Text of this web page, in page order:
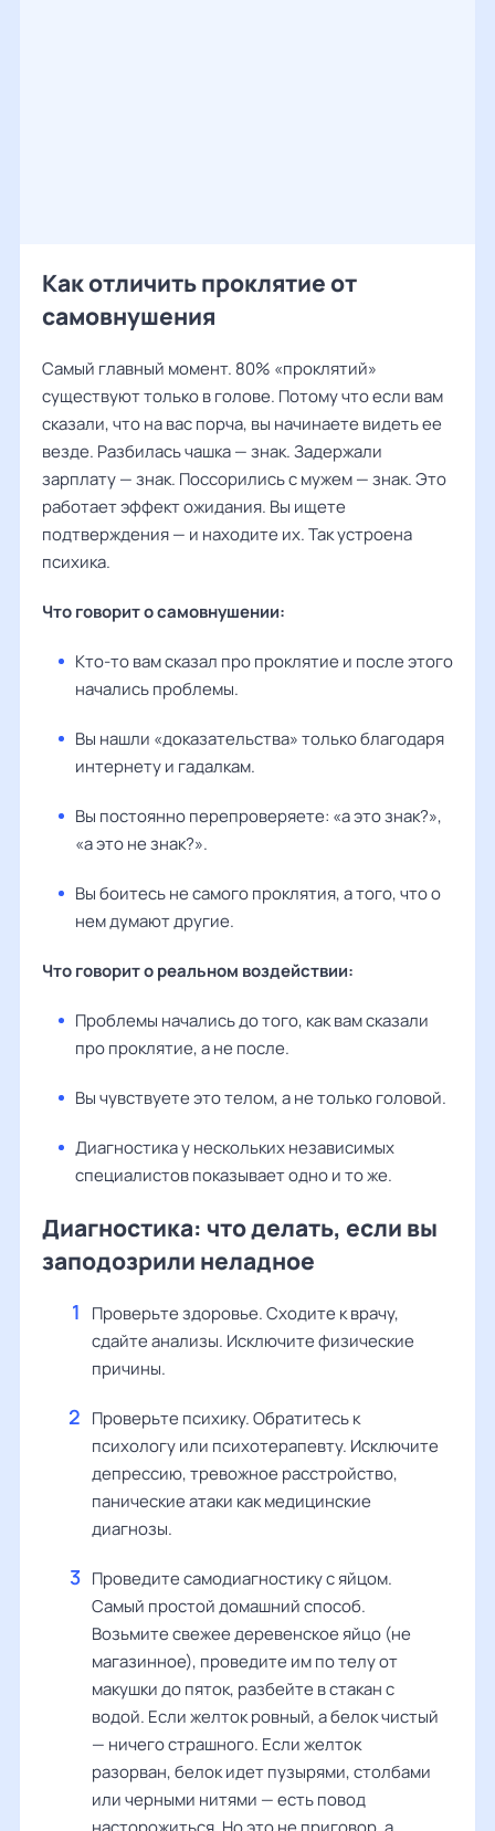
Как отличить проклятие от
самовнушения
Самый главный момент. 80% «проклятий»
существуют только в голове. Потому что если вам
сказали, что на вас порча, вы начинаете видеть ее
везде. Разбилась чашка — знак. Задержали
зарплату — знак. Поссорились с мужем — знак. Это
работает эффект ожидания. Вы ищете
подтверждения — и находите их. Так устроена
психика.
Что говорит о самовнушении:
Кто-то вам сказал про проклятие и после этого
начались проблемы.
Вы нашли «доказательства» только благодаря
интернету и гадалкам.
Вы постоянно перепроверяете: «а это знак?»,
«а это не знак?».
Вы боитесь не самого проклятия, а того, что о
нем думают другие.
Что говорит о реальном воздействии:
Проблемы начались до того, как вам сказали
про проклятие, а не после.
Вы чувствуете это телом, а не только головой.
Диагностика у нескольких независимых
специалистов показывает одно и то же.
Диагностика: что делать, если вы
заподозрили неладное
Проверьте здоровье. Сходите к врачу,
сдайте анализы. Исключите физические
причины.
Проверьте психику. Обратитесь к
психологу или психотерапевту. Исключите
депрессию, тревожное расстройство,
панические атаки как медицинские
диагнозы.
Проведите самодиагностику с яйцом.
Самый простой домашний способ.
Возьмите свежее деревенское яйцо (не
магазинное), проведите им по телу от
макушки до пяток, разбейте в стакан с
водой. Если желток ровный, а белок чистый
— ничего страшного. Если желток
разорван, белок идет пузырями, столбами
или черными нитями — есть повод